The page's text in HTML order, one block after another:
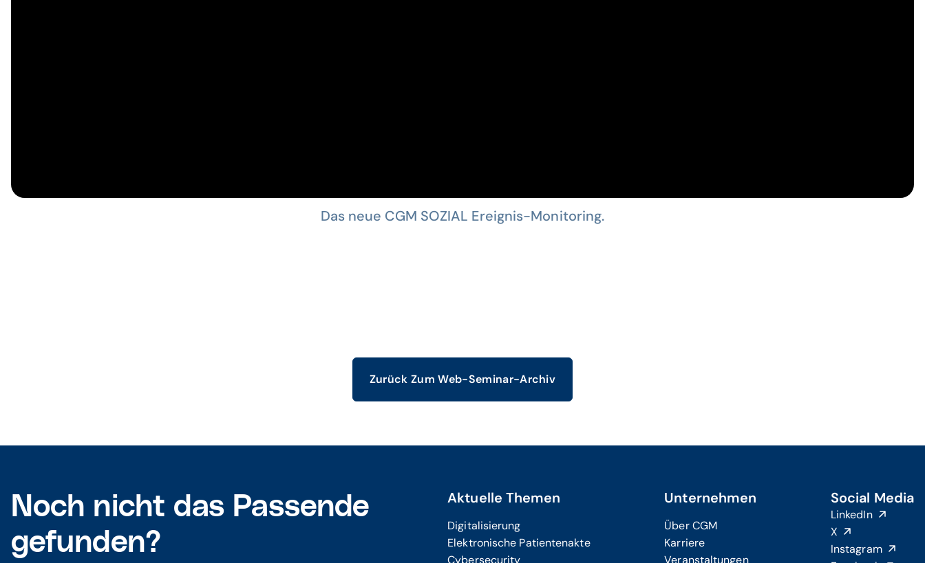
Das neue CGM SOZIAL Ereignis-Monitoring.
Zurück Zum Web-Seminar-Archiv
Noch nicht das Passende
gefunden?
Aktuelle Themen
Digitalisierung
Elektronische Patientenakte
Cybersecurity
Unternehmen
Über CGM
Karriere
Veranstaltungen
Social Media
LinkedIn
X
Instagram